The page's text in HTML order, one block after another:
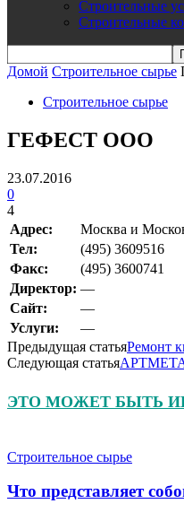
Строительные
Строительные
Домой Строительное сырье
Строительное сырье
ГЕФЕСТ ООО
23.07.2016
0
4
Адрес:
Москва и
Teл:
(495) 3609516
Факс:
(495) 3600741
Директор: —
Сайт:
—
Услуги:
—
Предыдущая статьяРемонт
Следующая статья
ЭТО МОЖЕТ БЫТЬ
Строительное сырье
Что представляет